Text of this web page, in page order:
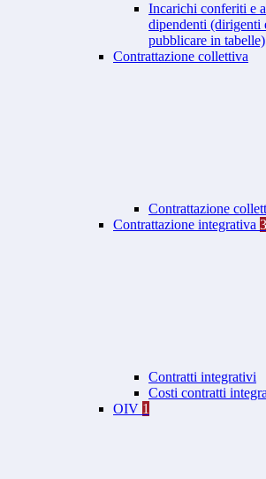
Incarichi conferiti e
dipendenti (dirigenti
pubblicare in tabelle)
Contrattazione collettiva
Contrattazione
Contrattazione integrativa 3
Contratti integrativi
Costi contratti
OIV 1